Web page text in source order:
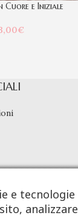
e Iniziale
€
e tecnologie
analizzare